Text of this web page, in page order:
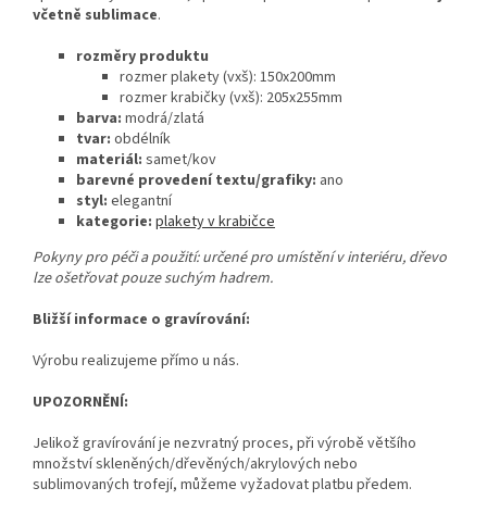
včetně sublimace.
rozměry produktu
rozmer plakety (vxš): 150x200mm
rozmer krabičky (vxš): 205x255mm
barva: modrá/zlatá
tvar: obdélník
materiál: samet/kov
barevné provedení textu/grafiky: ano
styl: elegantní
kategorie: plakety v krabičce
Pokyny pro péči a použití: určené pro umístění v interiéru, dřevo
lze ošetřovat pouze suchým hadrem.
Bližší informace o gravírování:
Výrobu realizujeme přímo u nás.
UPOZORNĚNÍ:
Jelikož gravírování je nezvratný proces, při výrobě většího
množství skleněných/dřevěných/akrylových nebo
sublimovaných trofejí, můžeme vyžadovat platbu předem.